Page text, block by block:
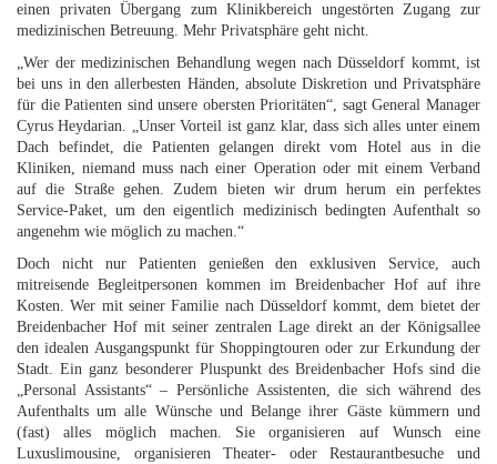
einen privaten Übergang zum Klinikbereich ungestörten Zugang zur
medizinischen Betreuung. Mehr Privatsphäre geht nicht.
„Wer der medizinischen Behandlung wegen nach Düsseldorf kommt, ist
bei uns in den allerbesten Händen, absolute Diskretion und Privatsphäre
für die Patienten sind unsere obersten Prioritäten“, sagt General Manager
Cyrus Heydarian. „Unser Vorteil ist ganz klar, dass sich alles unter einem
Dach befindet, die Patienten gelangen direkt vom Hotel aus in die
Kliniken, niemand muss nach einer Operation oder mit einem Verband
auf die Straße gehen. Zudem bieten wir drum herum ein perfektes
Service-Paket, um den eigentlich medizinisch bedingten Aufenthalt so
angenehm wie möglich zu machen.“
Doch nicht nur Patienten genießen den exklusiven Service, auch
mitreisende Begleitpersonen kommen im Breidenbacher Hof auf ihre
Kosten. Wer mit seiner Familie nach Düsseldorf kommt, dem bietet der
Breidenbacher Hof mit seiner zentralen Lage direkt an der Königsallee
den idealen Ausgangspunkt für Shoppingtouren oder zur Erkundung der
Stadt. Ein ganz besonderer Pluspunkt des Breidenbacher Hofs sind die
„Personal Assistants“ – Persönliche Assistenten, die sich während des
Aufenthalts um alle Wünsche und Belange ihrer Gäste kümmern und
(fast) alles möglich machen. Sie organisieren auf Wunsch eine
Luxuslimousine, organisieren Theater- oder Restaurantbesuche und